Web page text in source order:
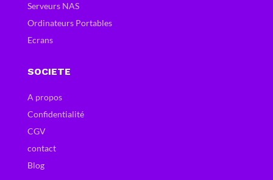
Serveurs NAS
Ordinateurs Portables
Ecrans
SOCIETE
A propos
Confidentialité
CGV
contact
Blog